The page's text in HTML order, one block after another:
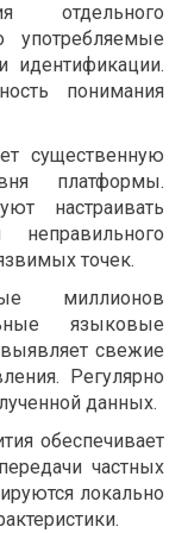
отдельного
употребляемые
идентификации.
понимания
существенную
платформы.
настраивать
точек.
миллионов
языковые
свежие
Регулярно
данных.
обеспечивает
частных
локально